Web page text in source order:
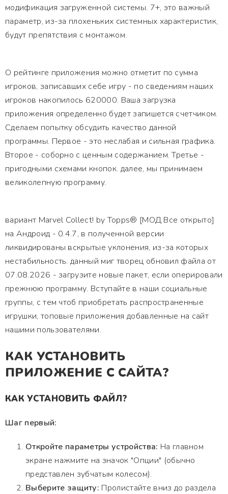
модификация загруженной системы. 7+, это важный
параметр, из-за плохеньких системных характеристик,
будут препятствия с монтажом.
О рейтинге приложения можно отметит по сумма
игроков, записавших себе игру - по сведениям наших
игроков накопилось 620000. Ваша загрузка
приложения определенно будет запишется счетчиком.
Сделаем попытку обсудить качество данной
программы. Первое - это неслабая и сильная графика.
Второе - соборно с ценным содержанием. Третье -
пригодными схемами кнопок. далее, мы принимаем
великолепную программу.
вариант Marvel Collect! by Topps® [МОД Все открыто]
на Андроид - 0.4.7, в полученной версии
ликвидированы вскрытые уклонения, из-за которых
нестабильность. данный миг творец обновил файла от
07.08.2026 - загрузите новые пакет, если оперировали
прежнюю программу. Вступайте в наши социальные
группы, с тем чтоб приобретать распространенные
игрушки, топовые приложения добавленные на сайт
нашими пользователями.
КАК УСТАНОВИТЬ
ПРИЛОЖЕНИЕ С САЙТА?
КАК УСТАНОВИТЬ ФАЙЛ?
Шаг первый:
Откройте параметры устройства: На главном
экране нажмите на значок "Опции" (обычно
представлен зубчатым колесом).
Выберите защиту: Пролистайте вниз до раздела